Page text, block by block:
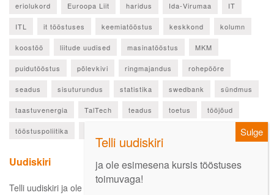
eriolukord Euroopa Liit haridus Ida-Virumaa IT
ITL it tööstuses keemiatööstus keskkond kolumn
koostöö liitude uudised masinatööstus MKM
puidutööstus põlevkivi ringmajandus rohepööre
seadus sisuturundus statistika swedbank sündmus
taastuvenergia TalTech teadus toetus tööjõud
tööstuspoliitika
Uudiskiri
Telli uudiskiri ja ole esimesena kursis oluliste uudistega!
ja ole esimesena kursis tööstuses
toimuvaga!